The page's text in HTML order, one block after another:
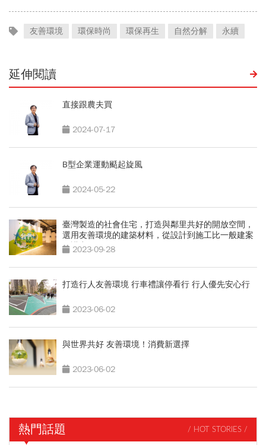
友善環境 環保時尚 環保再生 自然分解 永續
延伸閱讀
直接跟農夫買
2024-07-17
B型企業運動颳起旋風
2024-05-22
臺灣製造的社會住宅，打造與鄰里共好的開放空間，
選用友善環境的建築材料，從設計到施工比一般建案
更講究
2023-09-28
打造行人友善環境 行車禮讓停看行 行人優先安心行
2023-06-02
與世界共好 友善環境！消費新選擇
2023-06-02
熱門話題 / HOT STORIES /